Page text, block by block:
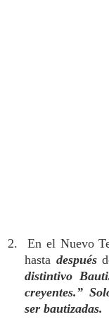
2. En el Nuevo
hasta después
distintivo
creyentes.”
ser bautizadas.